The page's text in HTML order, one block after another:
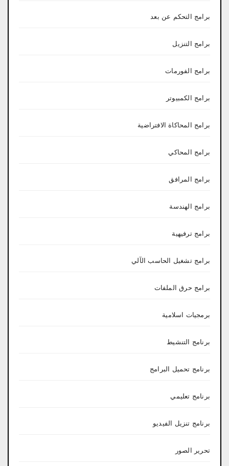
برامج التحكم عن بعد
برامج التنزيل
برامج الفورمات
برامج الكمبيوتر
برامج المحاكاة الافتراضية
برامج المحاكي
برامج المرافق
برامج الهندسة
برامج ترفيهية
برامج تشغيل الحاسب الآلي
برامج حرق الملفات
برمجيات اسلامية
برنامج التنشيط
برنامج تحميل البرامج
برنامج تعليمي
برنامج تنزيل الفيديو
تحرير الصور